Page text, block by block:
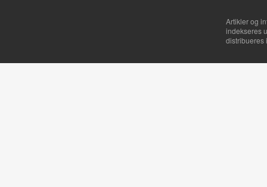
Artikler og
indekseres
distribueres